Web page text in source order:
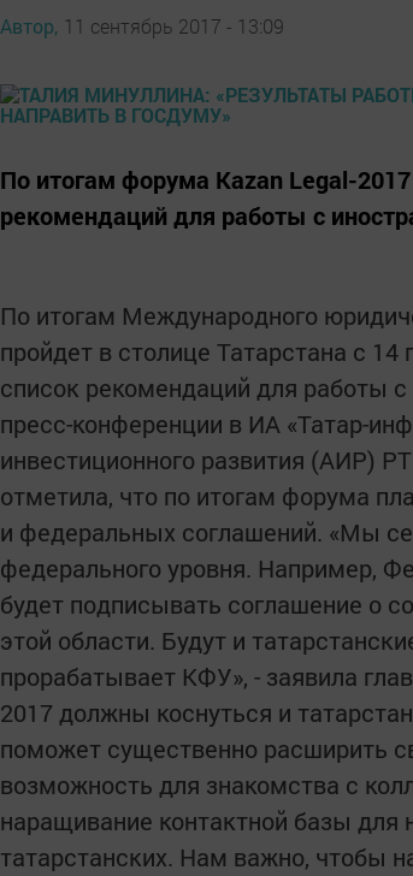
Автор, 11 сентябрь 2017 - 13:09
По итогам форума Kazan Legal-
рекомендаций для работы с
По итогам Международного
пройдет в столице Татарстана с 14
список рекомендаций для работы
пресс-конференции в ИА «Татар-
инвестиционного развития (АИР)
отметила, что по итогам форума
и федеральных соглашений. «Мы
федерального уровня. Например,
будет подписывать соглашение о
этой области. Будут и
прорабатывает КФУ», - заявила
2017 должны коснуться и
поможет существенно расширить
возможность для знакомства с
наращивание контактной базы
татарстанских. Нам важно, чтобы